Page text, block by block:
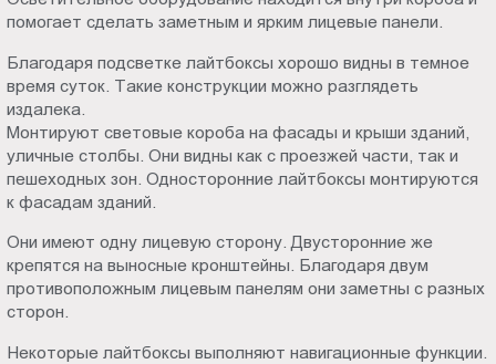
помогает сделать заметным и ярким лицевые панели.
Благодаря подсветке лайтбоксы хорошо видны в темное
время суток. Такие конструкции можно разглядеть
издалека.
Монтируют световые короба на фасады и крыши зданий,
уличные столбы. Они видны как с проезжей части, так и
пешеходных зон. Односторонние лайтбоксы монтируются
к фасадам зданий.
Они имеют одну лицевую сторону. Двусторонние же
крепятся на выносные кронштейны. Благодаря двум
противоположным лицевым панелям они заметны с разных
сторон.
Некоторые лайтбоксы выполняют навигационные функции.
Пт.:
18.00
Сб.,
Вс.:
выходной